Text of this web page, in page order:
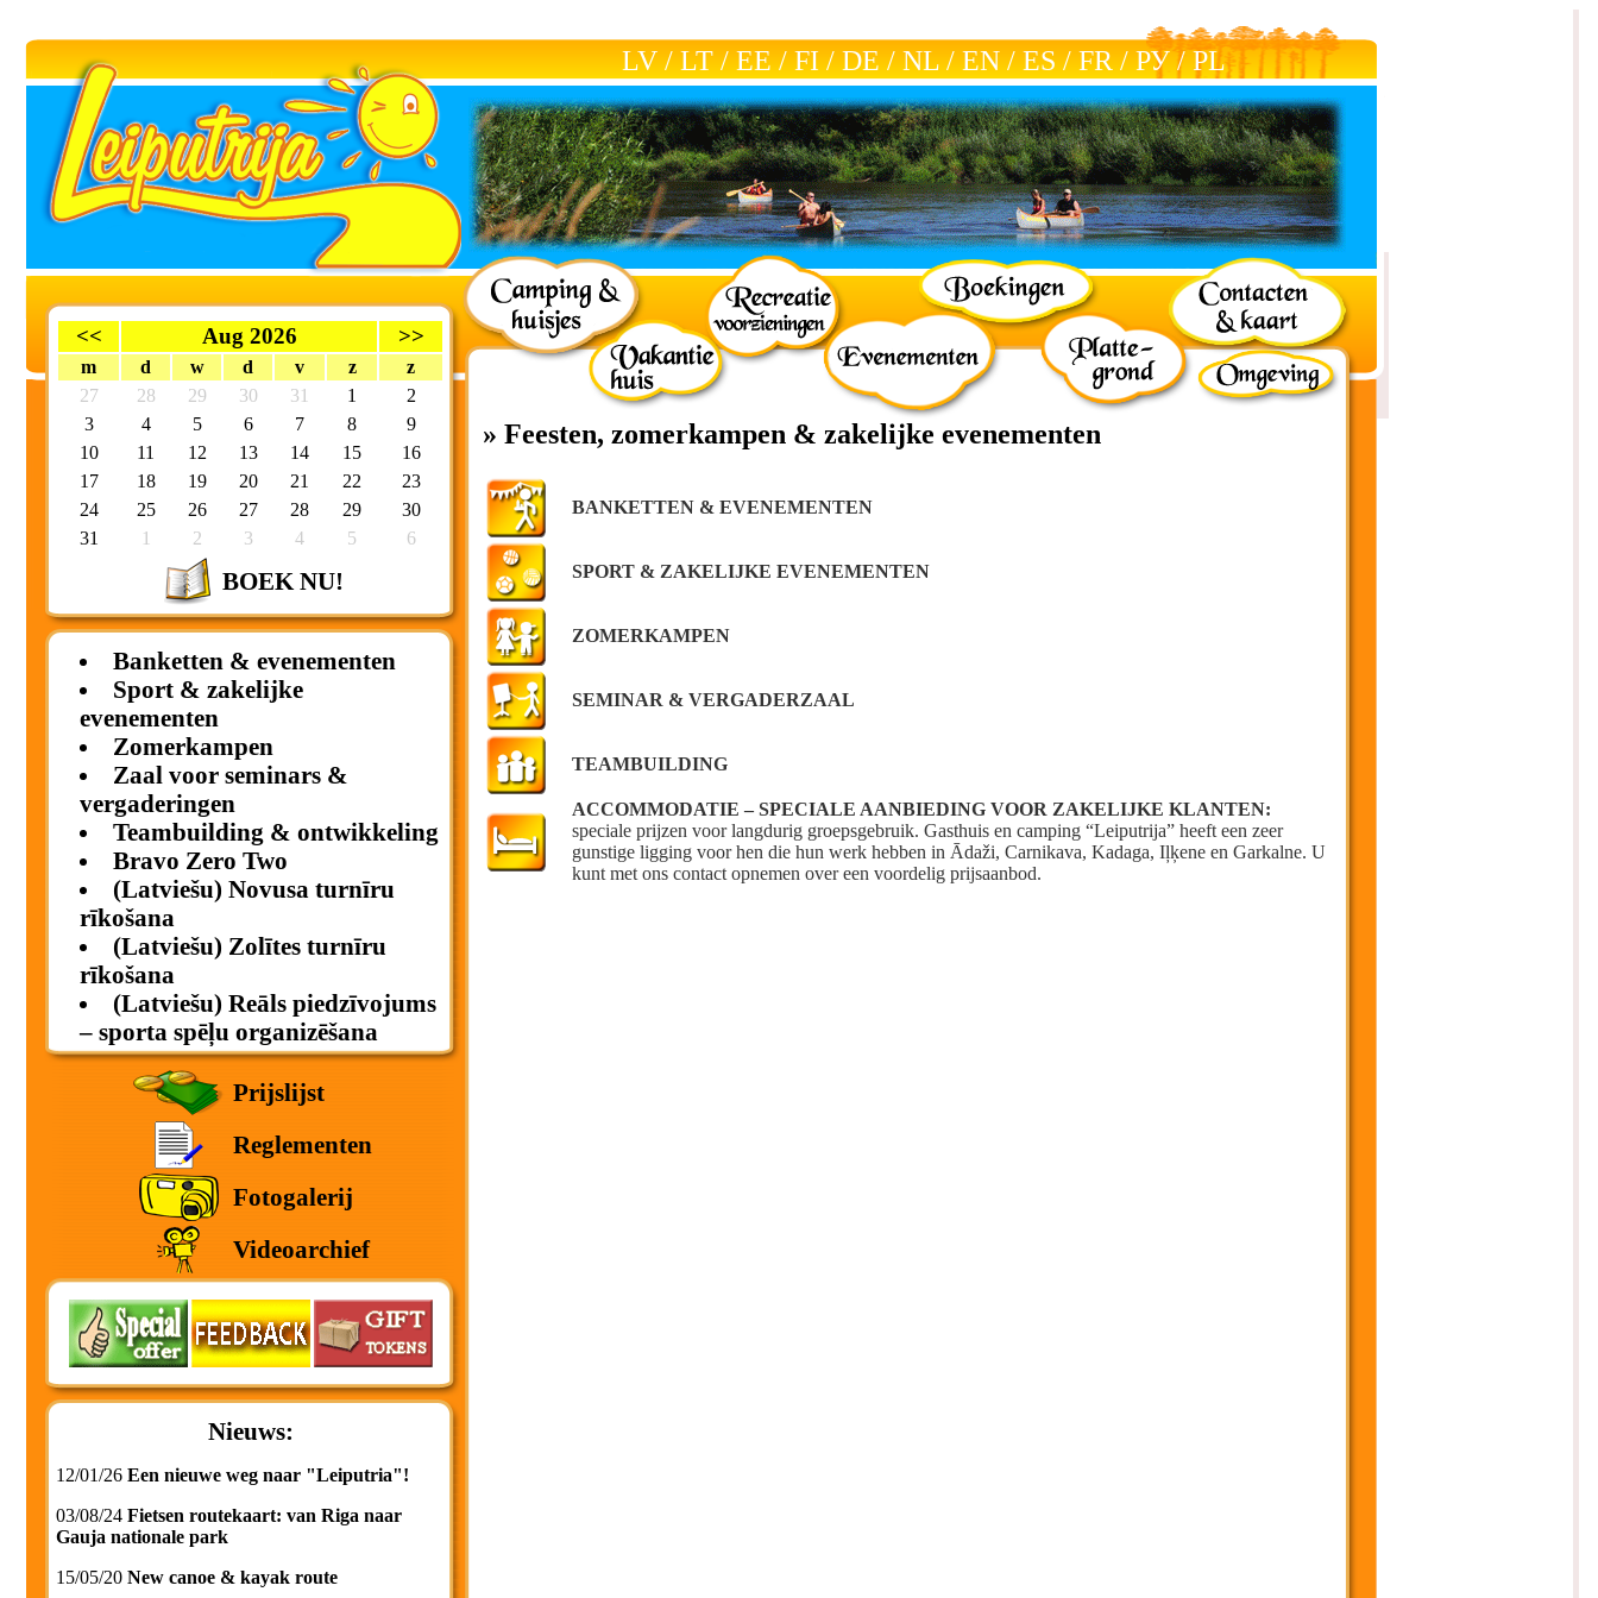
LV / LT / EE / FI / DE / NL / EN / ES / FR / РУ/РL
<< Aug 2026 >>
m d w d v z
z
27
28 29 30 31 1
2
3
4 5 6 7 8
9
10
11 12 13 14 15
16
17
18 19 20 21 22
23
24
25 26 27 28 29
30
31
1 2 3 4 5 6
BOEK NU!
Banketten & evenementen
Sport & zakelijke
evenementen
Zomerkampen
Zaal voor seminars &
vergaderingen
Teambuilding & ontwikkeling
Bravo Zero Two
(Latviešu) Novusa turnīru
rīkošana
(Latviešu) Zolītes turnīru
rīkošana
(Latviešu) Reāls piedzīvojums
– sporta spēļu organizēšana
Prijslijst
Reglementen
Fotogalerij
Videoarchief
Nieuws:
12/01/26 Een nieuwe weg naar "Leiputria"!
03/08/24 Fietsen routekaart: van Riga naar
Gauja nationale park
15/05/20 New canoe & kayak route
» Feesten, zomerkampen & zakelijke evenementen
BANKETTEN & EVENEMENTEN
SPORT & ZAKELIJKE EVENEMENTEN
ZOMERKAMPEN
SEMINAR & VERGADERZAAL
TEAMBUILDING
ACCOMMODATIE – SPECIALE AANBIEDING VOOR ZAKELIJKE KLANTEN:
speciale prijzen voor langdurig groepsgebruik. Gasthuis en camping “Leiputrija” heeft een zeer
gunstige ligging voor hen die hun werk hebben in Ādaži, Carnikava, Kadaga, Iļķene en Garkalne. U
kunt met ons contact opnemen over een voordelig prijsaanbod.